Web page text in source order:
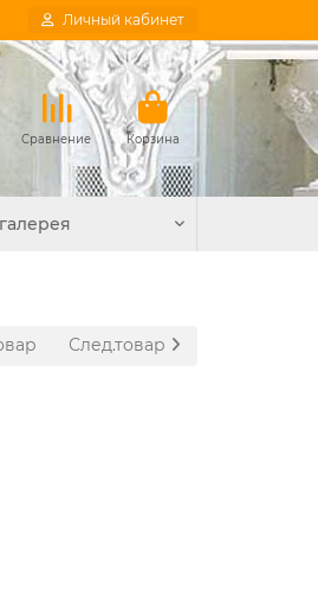
Личный кабинет
Сравнение Корзина
След.товар